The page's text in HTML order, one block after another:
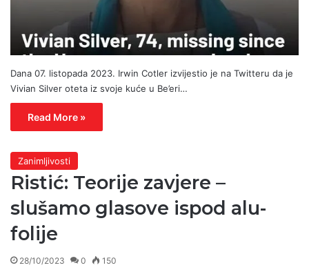
Dana 07. listopada 2023. Irwin Cotler izvijestio je na Twitteru da je
Vivian Silver oteta iz svoje kuće u Be’eri…
Read More »
Zanimljivosti
Ristić: Teorije zavjere –
slušamo glasove ispod alu-
folije
28/10/2023 0 150